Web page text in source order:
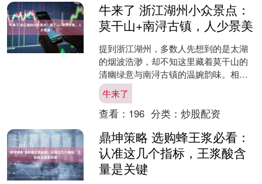
牛来了 浙江湖州小众景点：
莫干山+南浔古镇，人少景美
提到浙江湖州，多数人先想到的是太湖
的烟波浩渺，却不知这里藏着莫干山的
清幽绿意与南浔古镇的温婉韵味。相较
于热门景区的人潮汹涌，湖州的这两处
小众胜地，既有自然山水的....
牛来了
查看： 196 分类： 炒股配资
鼎坤策略 选购蜂王浆必看：
认准这几个指标，王浆酸含
量是关键